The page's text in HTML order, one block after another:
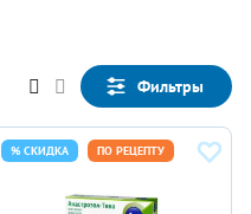
Фильтры
% СКИДКА ПО РЕЦЕПТУ